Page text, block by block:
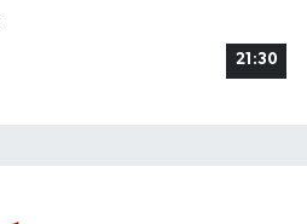
21:30